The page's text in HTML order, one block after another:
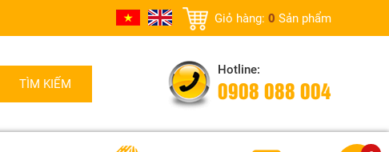
Giỏ hàng: 0 Sản phẩm
Hotline:
0908 088 004